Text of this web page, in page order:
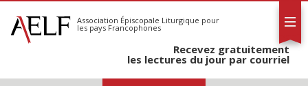
S'abonner
Calendrier
Association Épiscopale Liturgique pour
les pays Francophones
Recevez gratuitement
les lectures du jour par courriel